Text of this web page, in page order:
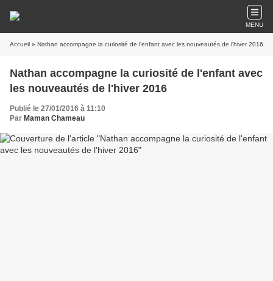
MENU
Accueil » Nathan accompagne la curiosité de l'enfant avec les nouveautés de l'hiver 2016
Nathan accompagne la curiosité de l'enfant avec
les nouveautés de l'hiver 2016
Publié le 27/01/2016 à 11:10
Par Maman Chameau